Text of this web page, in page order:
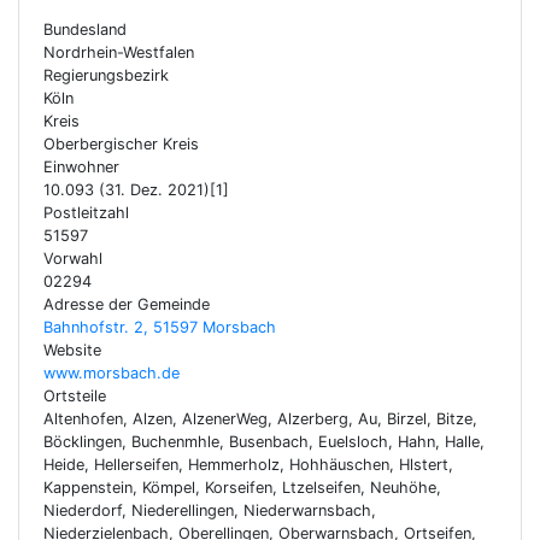
Bundesland
Nordrhein-Westfalen
Regierungsbezirk
Köln
Kreis
Oberbergischer Kreis
Einwohner
10.093 (31. Dez. 2021)[1]
Postleitzahl
51597
Vorwahl
02294
Adresse der Gemeinde
Bahnhofstr. 2, 51597 Morsbach
Website
www.morsbach.de
Ortsteile
Altenhofen, Alzen, AlzenerWeg, Alzerberg, Au, Birzel, Bitze,
Böcklingen, Buchenmhle, Busenbach, Euelsloch, Hahn, Halle,
Heide, Hellerseifen, Hemmerholz, Hohhäuschen, Hlstert,
Kappenstein, Kömpel, Korseifen, Ltzelseifen, Neuhöhe,
Niederdorf, Niederellingen, Niederwarnsbach,
Niederzielenbach, Oberellingen, Oberwarnsbach, Ortseifen,